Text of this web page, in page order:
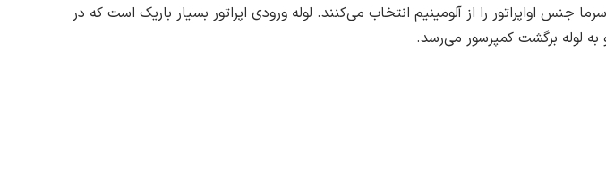
اواپراتور را از آلومینیم انتخاب می‌کنند. لوله ورودی اپراتور بسیار باریک است که در
لوله برگشت کمپرسور می‌رسد.